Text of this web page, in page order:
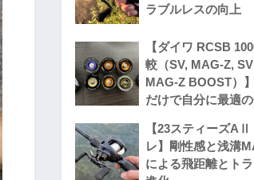
ラブルレスの向上
【ダイワ RCSB
較（SV, MAG-Z,
MAG-Z BOOST）
だけで自分に最適
【23スティーズ
レ】剛性感と浅溝
による飛距離とト